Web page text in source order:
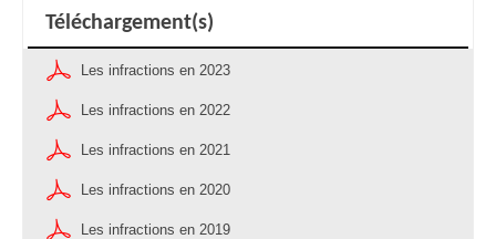
Téléchargement(s)
Les infractions en 2023
Les infractions en 2022
Les infractions en 2021
Les infractions en 2020
Les infractions en 2019